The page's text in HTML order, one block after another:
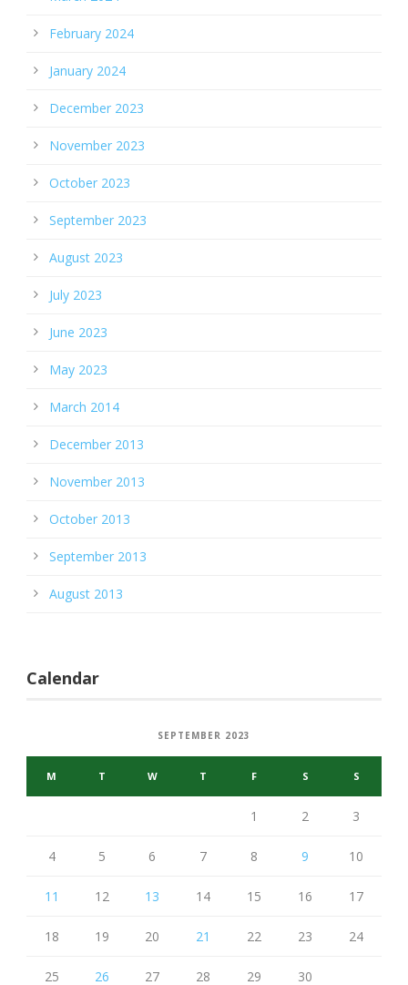
February 2024
January 2024
December 2023
November 2023
October 2023
September 2023
August 2023
July 2023
June 2023
May 2023
March 2014
December 2013
November 2013
October 2013
September 2013
August 2013
Calendar
SEPTEMBER 2023
M T W T F S S
1 2 3
4 5 6 7 8 9 10
11 12 13 14 15 16 17
18 19 20 21 22 23 24
25 26 27 28 29
30